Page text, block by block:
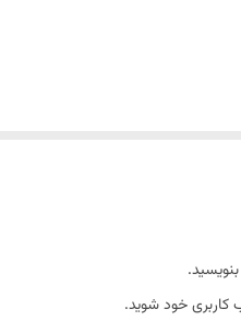
کاربری خود شوید.